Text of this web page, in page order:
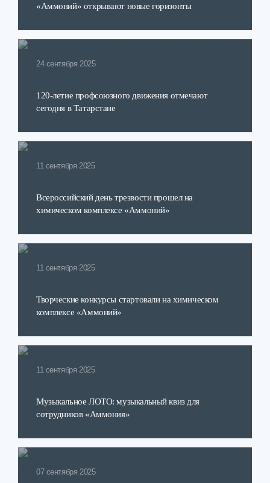
«Аммоний» открывают новые горизонты
24 сентября 2025
120-летие профсоюзного движения отмечают
сегодня в Татарстане
11 сентября 2025
Всероссийский день трезвости прошел на
химическом комплексе «Аммоний»
11 сентября 2025
Творческие конкурсы стартовали на химическом
комплексе «Аммоний»
11 сентября 2025
Музыкальное ЛОТО: музыкальный квиз для
сотрудников «Аммония»
07 сентября 2025